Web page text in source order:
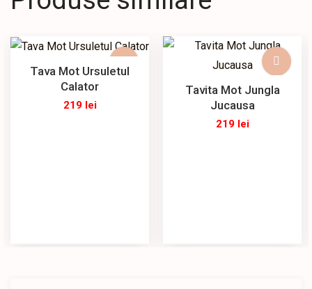
Tava Mot Ursuletul
Calator
219 lei
Tavita Mot Jungla
Jucausa
219 lei